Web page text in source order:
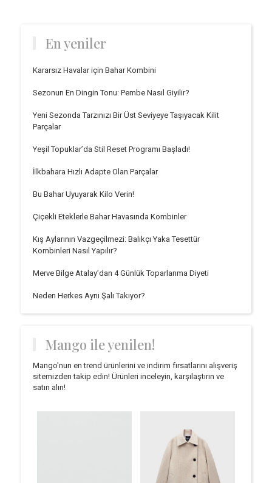
En yeniler
Kararsız Havalar için Bahar Kombini
Sezonun En Dingin Tonu: Pembe Nasıl Giyilir?
Yeni Sezonda Tarzınızı Bir Üst Seviyeye Taşıyacak Kilit
Parçalar
Yeşil Topuklar’da Stil Reset Programı Başladı!
İlkbahara Hızlı Adapte Olan Parçalar
Bu Bahar Uyuyarak Kilo Verin!
Çiçekli Eteklerle Bahar Havasında Kombinler
Kış Aylarının Vazgeçilmezi: Balıkçı Yaka Tesettür
Kombinleri Nasıl Yapılır?
Merve Bilge Atalay’dan 4 Günlük Toparlanma Diyeti
Neden Herkes Aynı Şalı Takıyor?
Mango ile yenilen!
Mango'nun en trend ürünlerini ve indirim fırsatlarını alışveriş
sitemizden takip edin! Ürünleri inceleyin, karşılaştırın ve
satın alın!